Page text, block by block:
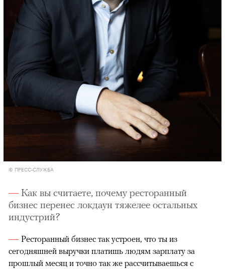
© ПРЕСС-СЛУЖБА
Как вы считаете, почему ресторанный
бизнес перенес локдаун тяжелее остальных
индустрий?
Ресторанный бизнес так устроен, что ты из
сегодняшней выручки платишь людям зарплату за
прошлый месяц и точно так же рассчитываешься с